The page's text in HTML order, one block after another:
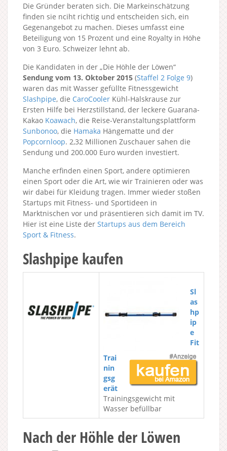
Die Gründer beraten sich. Die Markeinschätzung
finden sie nciht richtig und entscheiden sich, ein
Gegenangebot zu machen. Dieses umfasst eine
Beteiligung von 15 Prozent und eine Royalty in Höhe
von 3 Euro. Schweizer lehnt ab.
Die Kandidaten in der „Die Höhle der Löwen“
Sendung vom 13. Oktober 2015 (Staffel 2 Folge 9)
waren das mit Wasser gefüllte Fitnessgewicht
Slashpipe, die CaroCooler Kühl-Halskrause zur
Ersten Hilfe bei Herzstillstand, der leckere Guarana-
Kakao Koawach, die Reise-Veranstaltungsplattform
Sunbonoo, die Hamaka Hängematte und der
Popcornloop. 2,32 Millionen Zuschauer sahen die
Sendung und 200.000 Euro wurden investiert.
Manche erfinden einen Sport, andere optimieren
einen Sport oder die Art, wie wir Trainieren oder was
wir dabei für Kleidung tragen. Immer wieder stoßen
Startups mit Fitness- und Sportideen in
Marktnischen vor und präsentieren sich damit im TV.
Hier ist eine Liste der Startups aus dem Bereich
Sport & Fitness.
Slashpipe kaufen
Sl
as
hp
ip
e
Fit
Trai
nin
gsg
erät
Trainingsgewicht mit
Wasser befüllbar
Nach der Höhle der Löwen